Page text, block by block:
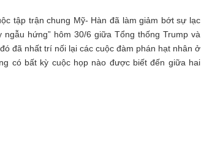
tập trận chung Mỹ- Hàn đã làm giảm bớt sự lạc
hứng” hôm 30/6 giữa Tổng thống Trump và
đã nhất trí nối lại các cuộc đàm phán hạt nhân ở
có bất kỳ cuộc họp nào được biết đến giữa hai